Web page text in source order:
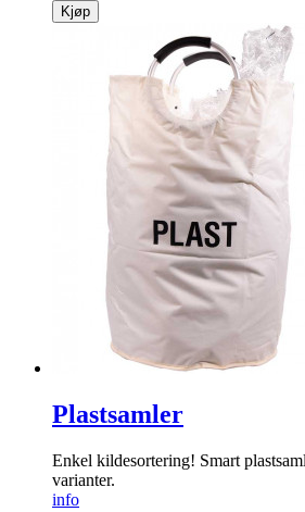
Kjøp
Plastsamler
Enkel kildesortering! Smart
varianter.
info